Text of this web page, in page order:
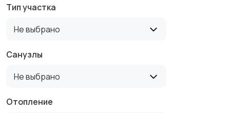
Тип участка
Не выбрано
Санузлы
Не выбрано
Отопление